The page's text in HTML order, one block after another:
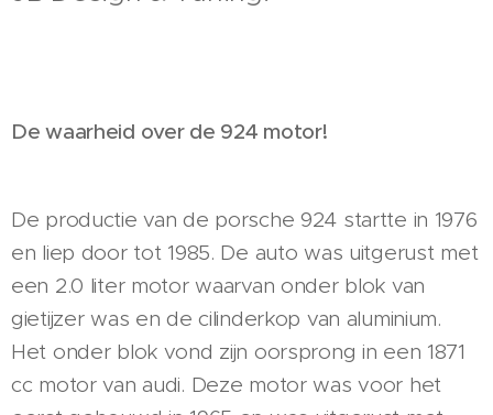
De waarheid over de 924 motor!
De productie van de porsche 924 startte in 1976
en liep door tot 1985. De auto was uitgerust met
een 2.0 liter motor waarvan onder blok van
gietijzer was en de cilinderkop van aluminium.
Het onder blok vond zijn oorsprong in een 1871
cc motor van audi. Deze motor was voor het